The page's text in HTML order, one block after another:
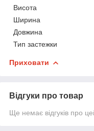
Висота
Ширина
Довжина
Тип застежки
Приховати
Відгуки про товар
Ще немає відгуків про